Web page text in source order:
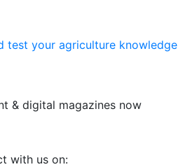
test your agriculture knowledge
& digital magazines now
with us on: